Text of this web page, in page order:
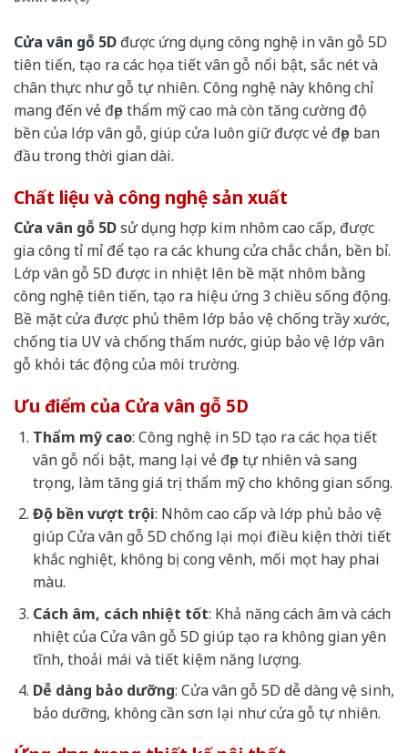
Cửa vân gỗ 5D được ứng dụng công nghệ in vân gỗ 5D
tiên tiến, tạo ra các họa tiết vân gỗ nổi bật, sắc nét và
chân thực như gỗ tự nhiên. Công nghệ này không chỉ
mang đến vẻ đẹp thẩm mỹ cao mà còn tăng cường độ
bền của lớp vân gỗ, giúp cửa luôn giữ được vẻ đẹp ban
đầu trong thời gian dài.
Chất liệu và công nghệ sản xuất
Cửa vân gỗ 5Dsử dụng hợp kim nhôm cao cấp, được
gia công tỉ mỉ để tạo ra các khung cửa chắc chắn, bền bỉ.
Lớp vân gỗ 5D được in nhiệt lên bề mặt nhôm bằng
công nghệ tiên tiến, tạo ra hiệu ứng 3 chiều sống động.
Bề mặt cửa được phủ thêm lớp bảo vệ chống trầy xước,
chống tia UV và chống thấm nước, giúp bảo vệ lớp vân
gỗ khỏi tác động của môi trường.
Ưu điểm của Cửa vân gỗ 5D
Thẩm mỹ cao: Công nghệ in 5D tạo ra các họa tiết
vân gỗ nổi bật, mang lại vẻ đẹp tự nhiên và sang
trọng, làm tăng giá trị thẩm mỹ cho không gian sống.
Độ bền vượt trội: Nhôm cao cấp và lớp phủ bảo vệ
giúp Cửa vân gỗ 5D chống lại mọi điều kiện thời tiết
khắc nghiệt, không bị cong vênh, mối mọt hay phai
màu.
Cách âm, cách nhiệt tốt: Khả năng cách âm và cách
nhiệt của Cửa vân gỗ 5D giúp tạo ra không gian yên
tĩnh, thoải mái và tiết kiệm năng lượng.
Dễ dàng bảo dưỡng: Cửa vân gỗ 5D dễ dàng vệ sinh,
bảo dưỡng, không cần sơn lại như cửa gỗ tự nhiên.